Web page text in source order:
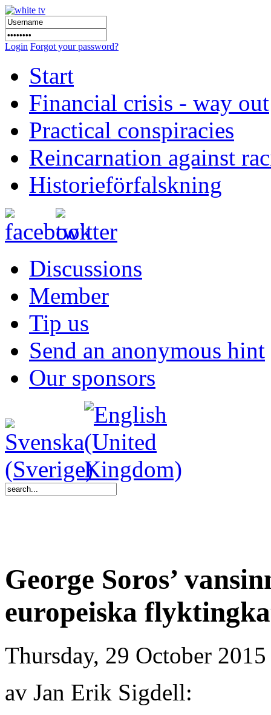
Login Forgot your password?
Start
Financial crisis - way out
Practical conspiracies
Reincarnation against
Historieförfalskning
Discussions
Member
Tip us
Send an anonymous hint
Our sponsors
George Soros’
europeiska
Thursday, 29 October
av Jan Erik Sigdell: